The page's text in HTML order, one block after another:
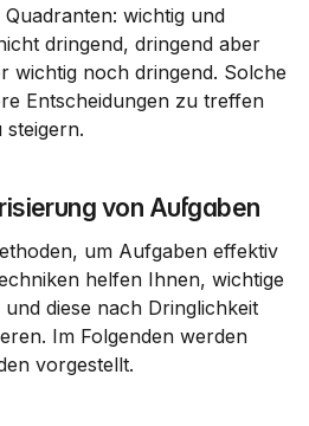
wichtig und
dringend, dringend aber
wichtig noch dringend. Solche
Entscheidungen zu treffen
steigern.
von Aufgaben
um Aufgaben effektiv
helfen Ihnen, wichtige
diese nach Dringlichkeit
Im Folgenden werden
vorgestellt.